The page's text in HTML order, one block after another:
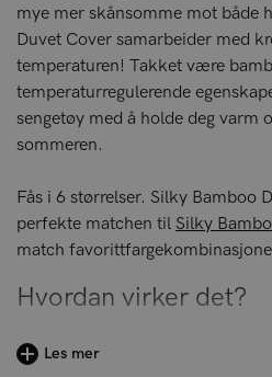
mye mer skånsomme mot både
Duvet Cover samarbeider med
temperaturen! Takket være
temperaturregulerende
sengetøy med å holde deg varm
sommeren.
Fås i 6 størrelser. Silky Bamboo
perfekte matchen til Silky
match
Hvordan virker det?
Silky Bamboo Duvet Cover er
Les mer